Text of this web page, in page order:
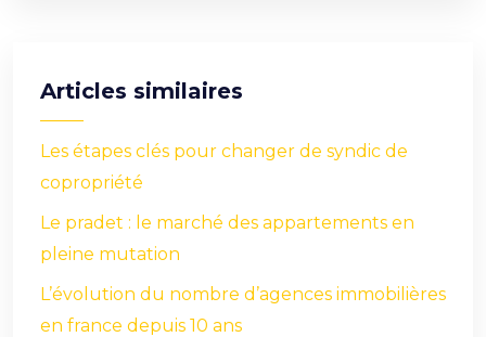
Articles similaires
Les étapes clés pour changer de syndic de
copropriété
Le pradet : le marché des appartements en
pleine mutation
L’évolution du nombre d’agences immobilières
en france depuis 10 ans